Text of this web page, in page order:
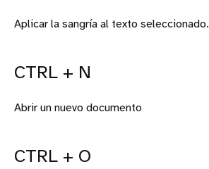
Aplicar la sangría al texto seleccionado.
CTRL + N
Abrir un nuevo documento
CTRL + O